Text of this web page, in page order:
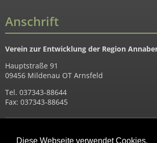
Diese Webseite verwendet Cookies.
Anschrift
Verein zur Entwicklung der Region
Hauptstraße 91
09456 Mildenau OT Arnsfeld
Tel. 037343-88644
Fax: 037343-88645
Heutiges Datum: 06.08.2026